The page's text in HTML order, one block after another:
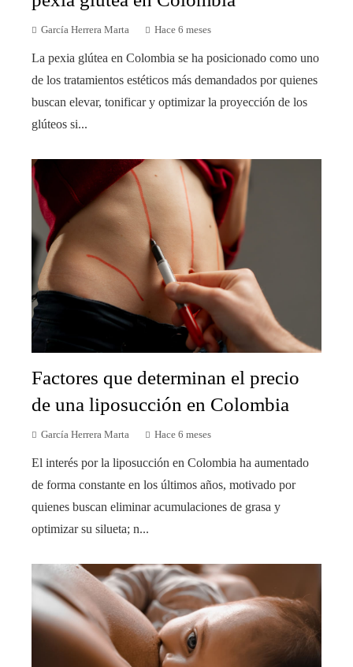
García Herrera Marta Hace 6 meses
La pexia glútea en Colombia se ha posicionado como uno
de los tratamientos estéticos más demandados por quienes
buscan elevar, tonificar y optimizar la proyección de los
glúteos si...
Factores que determinan el precio
de una liposucción en Colombia
García Herrera Marta Hace 6 meses
El interés por la liposucción en Colombia ha aumentado
de forma constante en los últimos años, motivado por
quienes buscan eliminar acumulaciones de grasa y
optimizar su silueta; n...